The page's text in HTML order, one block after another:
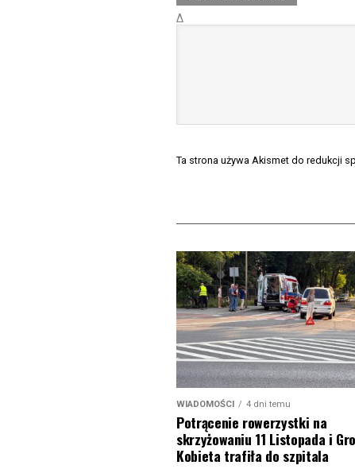
Δ
Ta strona używa Akismet do redukcji
WIADOMOŚCI 4 dni temu
Potrącenie rowerzystki na
skrzyżowaniu 11 Listopada i
Kobieta trafiła do szpitala